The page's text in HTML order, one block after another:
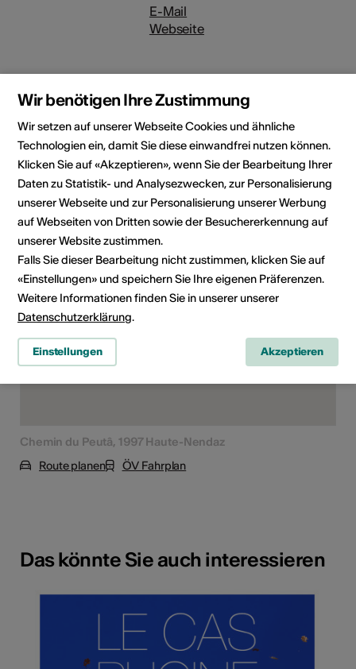
E-Mail
Webseite
Rubrik
Art der Veranstaltung
Altersfreigabe
Für alle
Veranstaltungsort
Chemin du Peutâ, 1997 Haute-Nendaz
Route planen
ÖV Fahrplan
Das könnte Sie auch interessieren
Wir benötigen Ihre Zustimmung
Wir setzen auf unserer Webseite Cookies und ähnliche
Technologien ein, damit Sie diese einwandfrei nutzen können.
Klicken Sie auf «Akzeptieren», wenn Sie der Bearbeitung Ihrer
Daten zu Statistik- und Analysezwecken, zur Personalisierung
unserer Webseite und zur Personalisierung unserer Werbung
auf Webseiten von Dritten sowie der Besuchererkennung auf
unserer Website zustimmen.
Falls Sie dieser Bearbeitung nicht zustimmen, klicken Sie auf
«Einstellungen» und speichern Sie Ihre eigenen Präferenzen.
Weitere Informationen finden Sie in unserer unserer
Datenschutzerklärung.
Einstellungen Akzeptieren